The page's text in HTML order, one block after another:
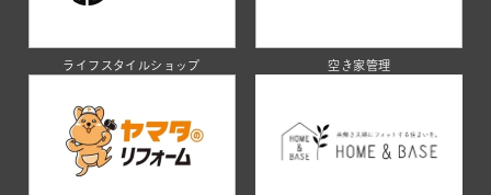
ライフスタイルショップ 空き家管理